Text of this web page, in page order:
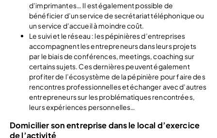
d’imprimantes… Il est également possible de
bénéficier d’un service de secrétariat téléphonique ou
un service d’accueil à moindre coût.
Le suivi et le réseau : les pépinières d’entreprises
accompagnent les entrepreneurs dans leurs projets
par le biais de conférences, meetings, coaching sur
certains sujets. Ces dernières peuvent également
profiter de l’écosystème de la pépinière pour faire des
rencontres professionnelles et échanger avec d’autres
entrepreneurs sur les problématiques rencontrées,
leurs expériences personnelles…
Domicilier son entreprise dans le local d’exercice
de l’activité